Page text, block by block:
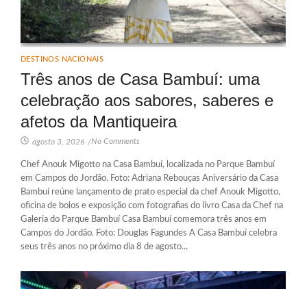
DESTINOS NACIONAIS
Três anos de Casa Bambuí: uma
celebração aos sabores, saberes e
afetos da Mantiqueira
agosto 3, 2026 /No Comments
Chef Anouk Migotto na Casa Bambuí, localizada no Parque Bambuí
em Campos do Jordão. Foto: Adriana Rebouças Aniversário da Casa
Bambuí reúne lançamento de prato especial da chef Anouk Migotto,
oficina de bolos e exposição com fotografias do livro Casa da Chef na
Galeria do Parque Bambuí Casa Bambuí comemora três anos em
Campos do Jordão. Foto: Douglas Fagundes A Casa Bambuí celebra
seus três anos no próximo dia 8 de agosto...